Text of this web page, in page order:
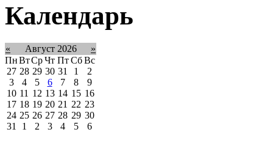
Календарь
« Август 2026
»
ПнВтСрЧт Пт Сб Вс
27 28 29 30 31 1
2
3
4 5 6 7 8
9
10 11 12 13 14 15 16
17 18 19 20 21 22 23
24 25 26 27 28 29 30
31
1 2 3 4 5 6